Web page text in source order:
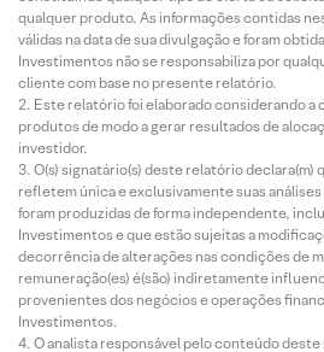
qualquer produto. As informações contidas
válidas na data de sua divulgação e foram
Investimentos não se responsabiliza por
cliente com base no presente relatório.
Este relatório foi elaborado considerando a
produtos de modo a gerar resultados de
investidor.
O(s) signatário(s) deste relatório declara(m)
refletem única e exclusivamente suas
foram produzidas de forma independente,
Investimentos e que estão sujeitas a
decorrência de alterações nas condições de
remuneração(es) é(são) indiretamente
provenientes dos negócios e operações
Investimentos.
O analista responsável pelo conteúdo